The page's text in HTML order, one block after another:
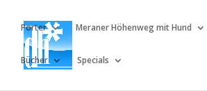
Porter Meraner Höhenweg mit Hund
Bücher Specials